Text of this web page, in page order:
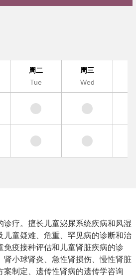
周二
Tue
周三
Wed
诊疗。擅长儿童泌尿系统疾病和风湿
儿童疑难、危重、罕见病的诊断和治
免疫接种评估和儿童肾脏疾病的诊
肾小球肾炎、急性肾损伤、慢性肾脏
案制定、遗传性肾病的遗传学咨询